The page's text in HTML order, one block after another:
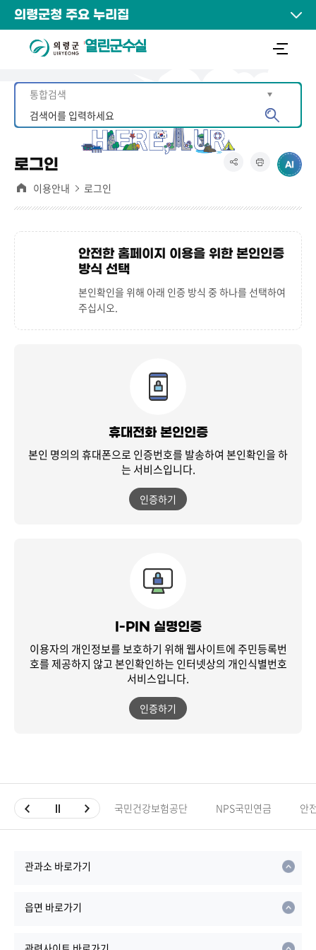
의령군청 주요 누리집
열린군수실
로그인
이용안내 로그인
안전한 홈페이지 이용을 위한 본인인증
방식 선택
본인확인을 위해 아래 인증 방식 중 하나를 선택하여
주십시오.
휴대전화 본인인증
본인 명의의 휴대폰으로 인증번호를 발송하여 본인확인을 하
는 서비스입니다.
인증하기
I-PIN 실명인증
이용자의 개인정보를 보호하기 위해 웹사이트에 주민등록번
호를 제공하지 않고본인확인하는 인터넷상의 개인식별번호
서비스입니다.
인증하기
국민건강보험공단 NPS국민연금 안
관과소 바로가기
읍면 바로가기